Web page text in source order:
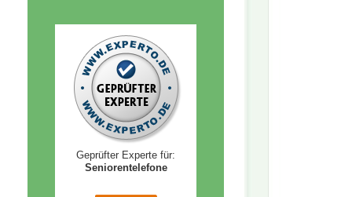
Geprüfter Experte für:
Seniorentelefone